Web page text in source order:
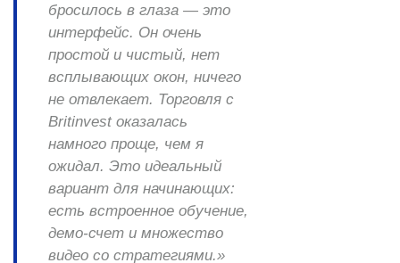
бросилось в глаза — это
интерфейс. Он очень
простой и чистый, нет
всплывающих окон, ничего
не отвлекает. Торговля с
Britinvest оказалась
намного проще, чем я
ожидал. Это идеальный
вариант для начинающих:
есть встроенное обучение,
демо-счет и множество
видео со стратегиями.»